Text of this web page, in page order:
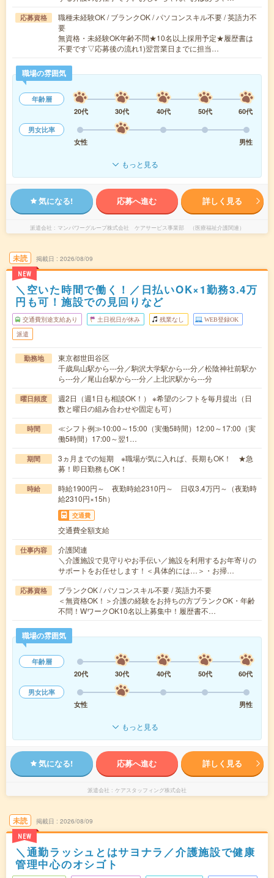
応募資格
職種未経験OK / ブランクOK / パソコンスキル不要 / 英語力不
要
無資格・未経験OK年齢不問★10名以上採用予定★履歴書は
不要です▽応募後の流れ1)翌営業日までに担当…
職場の雰囲気
年齢層
20代
30代 40代 50代
60代
男女比率
女性
男性
もっと見る
気になる! 応募へ進む 詳しく見る
派遣会社 マンパワーグループ株式会社 ケアサービス事業部 （医療福祉介護関連）
未読
NEW
掲載日 2026/08/09
＼空いた時間で働く！／日払いOK×1勤務3.4万
円も可！施設での見回りなど
交通費別途支給あり 土日祝日が休み 残業なし WEB登録OK
派遣
勤務地
東京都世田谷区
千歳烏山駅から---分／駒沢大学駅から---分／松陰神社前駅か
ら---分／尾山台駅から---分／上北沢駅から---分
曜日頻度
週2日（週1日も相談OK！） ※希望のシフトを毎月提出（日
数と曜日の組み合わせや固定も可）
時間
≪シフト例≫10:00～15:00（実働5時間）12:00～17:00（実
働5時間）17:00～翌1…
期間
3ヵ月までの短期 ※職場が気に入れば、長期もOK！ ★急
募！即日勤務もOK！
時給
時給1900円～ 夜勤時給2310円～ 日収3.4万円～（夜勤時
給2310円×15h）
交通費
交通費全額支給
仕事内容
介護関連
＼介護施設で見守りやお手伝い／施設を利用するお年寄りの
サポートをお任せします！＜具体的には…＞・お掃…
応募資格
ブランクOK / パソコンスキル不要 / 英語力不要
＜無資格OK！＞介護の経験をお持ちの方ブランクOK・年齢
不問！WワークOK10名以上募集中！履歴書不…
職場の雰囲気
年齢層
20代
30代 40代 50代
60代
男女比率
女性
男性
もっと見る
気になる! 応募へ進む 詳しく見る
派遣会社 ケアスタッフィング株式会社
未読
NEW
掲載日 2026/08/09
＼通勤ラッシュとはサヨナラ／介護施設で健康
管理中心のオシゴト